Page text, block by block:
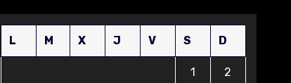
L M X J V S D
1 2